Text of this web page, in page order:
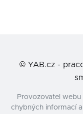
© YAB.cz -
Provozovatel
chybných informací